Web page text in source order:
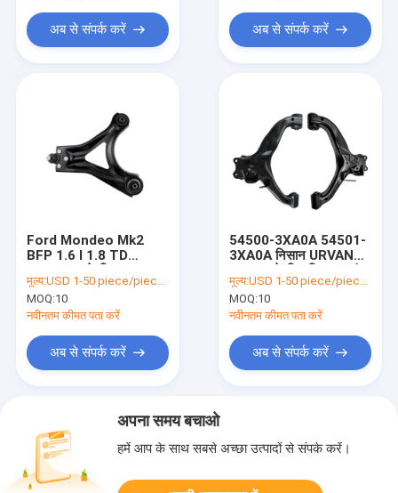
अब से संपर्क करें अब से संपर्क करें
Ford Mondeo Mk2
BFP 1.6 I 1.8 TD
3051-CA फ्रंट लेफ्ट लोअर
कंट्रोल आर्म
मूल्य:USD 1-50 piece/pieces
MOQ:10
नवीनतम कीमत पता करें
अब से संपर्क करें
54500-3XA0A 54501-
3XA0A निसान URVAN
लोअर कंट्रोल आर्म रिप्लेसमेंट
मूल्य:USD 1-50 piece/pieces
MOQ:10
नवीनतम कीमत पता करें
अब से संपर्क करें
अपना समय बचाओ
हमें आप के साथ सबसे अच्छा उत्पादों से संपर्क करें।